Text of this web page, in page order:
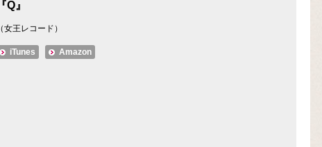
『Q』
（女王レコード）
iTunes Amazon